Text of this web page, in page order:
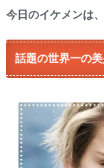
今日のイケメンは
話題の世界一の美